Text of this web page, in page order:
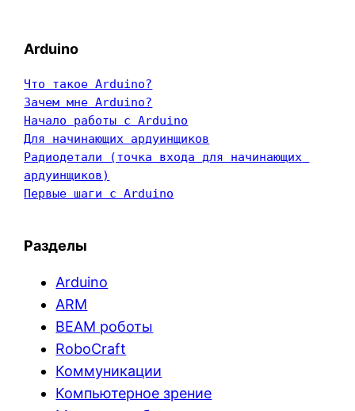
Arduino
Что такое Arduino?
Зачем мне Arduino?
Начало работы с Arduino
Для начинающих ардуинщиков
Радиодетали (точка входа для начинающих
ардуинщиков)
Первые шаги с Arduino
Разделы
Arduino
ARM
BEAM роботы
RoboCraft
Коммуникации
Компьютерное зрение